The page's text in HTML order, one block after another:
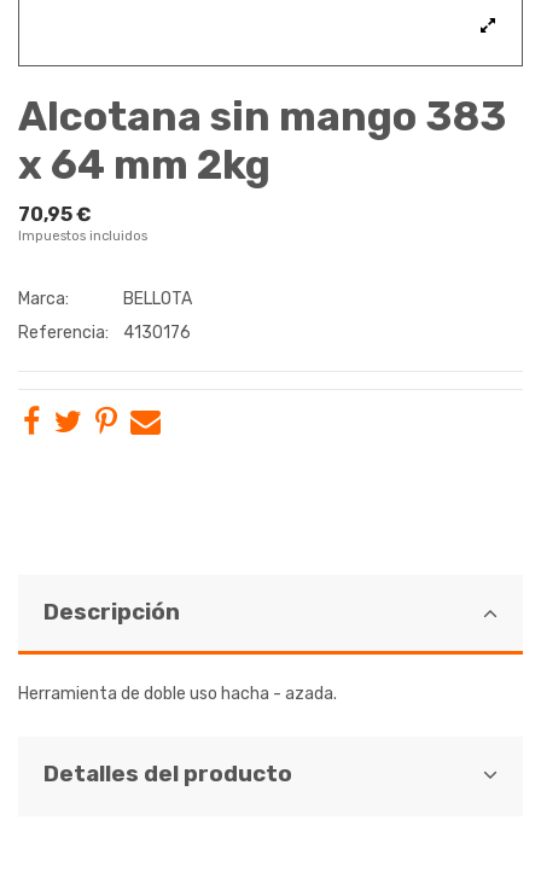
Alcotana sin mango 383
x 64 mm 2kg
70,95 €
Impuestos incluidos
Marca:
BELLOTA
Referencia:
4130176
Descripción
Herramienta de doble uso hacha - azada.
Detalles del producto